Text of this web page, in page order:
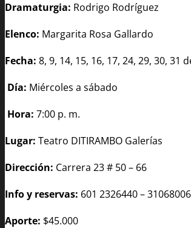
Dramaturgia: Rodrigo Rodríguez
Elenco: Margarita Rosa Gallardo
Fecha: 8, 9, 14, 15, 16, 17, 24, 29, 30,
Día: Miércoles a sábado
Hora: 7:00 p. m.
Lugar: Teatro DITIRAMBO Galerías
Dirección: Carrera 23 # 50 – 66
Info y reservas: 601 2326440 –
Aporte: $45.000